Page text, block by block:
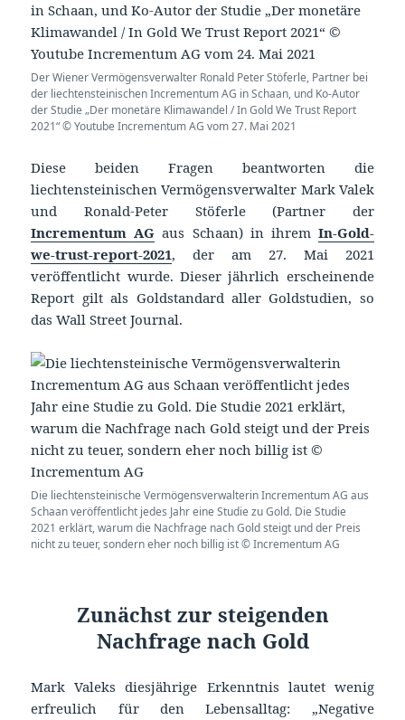
Der Wiener Vermögensverwalter Ronald Peter Stöferle, Partner bei
der liechtensteinischen Incrementum AG in Schaan, und Ko-Autor
der Studie „Der monetäre Klimawandel / In Gold We Trust Report
2021“ © Youtube Incrementum AG vom 27. Mai 2021
Diese beiden Fragen beantworten die
liechtensteinischen Vermögensverwalter Mark Valek
und Ronald-Peter Stöferle (Partner der
Incrementum AG aus Schaan) in ihrem In-Gold-
we-trust-report-2021, der am 27. Mai 2021
veröffentlicht wurde. Dieser jährlich erscheinende
Report gilt als Goldstandard aller Goldstudien, so
das Wall Street Journal.
Die liechtensteinische Vermögensverwalterin Incrementum AG aus
Schaan veröffentlicht jedes Jahr eine Studie zu Gold. Die Studie
2021 erklärt, warum die Nachfrage nach Gold steigt und der Preis
nicht zu teuer, sondern eher noch billig ist © Incrementum AG
Zunächst zur steigenden
Nachfrage nach Gold
Mark Valeks diesjährige Erkenntnis lautet wenig
erfreulich für den Lebensalltag: „Negative